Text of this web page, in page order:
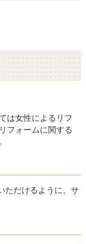
は女性によるリフ
フォームに関する
ただけるように、サ